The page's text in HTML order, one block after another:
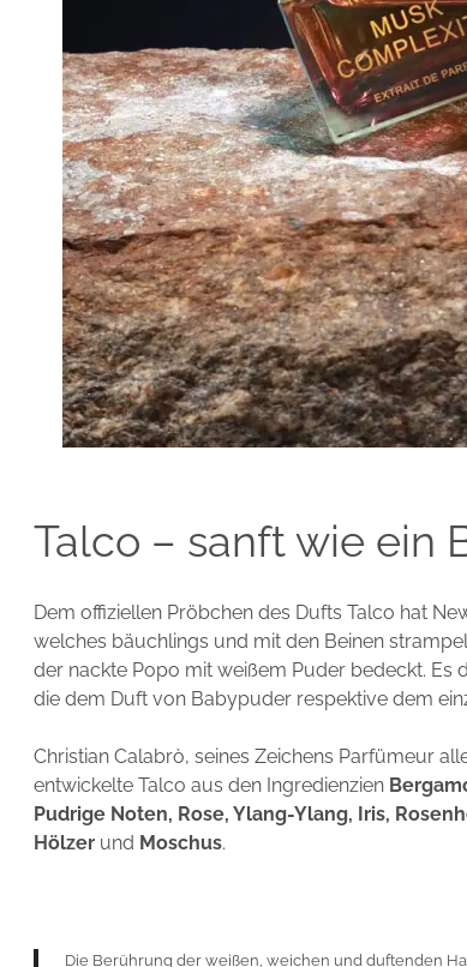
Talco – sanft wie ein
Dem offiziellen Pröbchen des Dufts Talco hat
welches bäuchlings und mit den Beinen
der nackte Popo mit weißem Puder bedeckt. Es
die dem Duft von Babypuder respektive dem
Christian Calabrò, seines Zeichens Parfümeur
entwickelte Talco aus den Ingredienzien
Pudrige Noten, Rose, Ylang-Ylang, Iris,
Hölzer und Moschus.
Die Berührung der weißen, weichen und duftenden